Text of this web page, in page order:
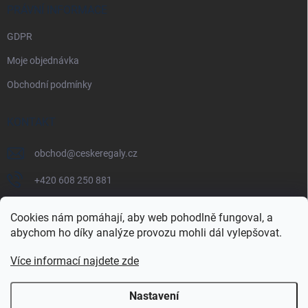
Cookies nám pomáhají, aby web pohodlně fungoval, a
abychom ho díky analýze provozu mohli dál vylepšovat.
Více informací najdete zde
Nastavení
PRÁVNÍ INFORMACE
GDPR
Moje objednávka
Obchodní podmínky
KONTAKT
obchod@ceskeregaly.cz
+420 608 250 881